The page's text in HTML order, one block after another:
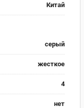
Китай
серый
жесткое
4
нет